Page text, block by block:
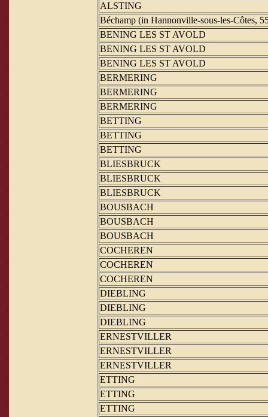
ALSTING
Béchamp (in Hannonville-sous-les-Côtes,
BENING LES ST AVOLD
BENING LES ST AVOLD
BENING LES ST AVOLD
BERMERING
BERMERING
BERMERING
BETTING
BETTING
BETTING
BLIESBRUCK
BLIESBRUCK
BLIESBRUCK
BOUSBACH
BOUSBACH
BOUSBACH
COCHEREN
COCHEREN
COCHEREN
DIEBLING
DIEBLING
DIEBLING
ERNESTVILLER
ERNESTVILLER
ERNESTVILLER
ETTING
ETTING
ETTING